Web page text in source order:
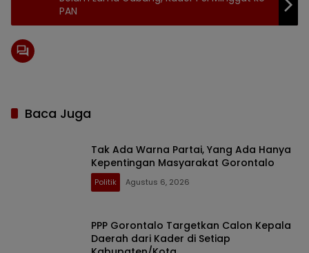
PAN
Baca Juga
Tak Ada Warna Partai, Yang Ada Hanya
Kepentingan Masyarakat Gorontalo
Politik Agustus 6, 2026
PPP Gorontalo Targetkan Calon Kepala
Daerah dari Kader di Setiap